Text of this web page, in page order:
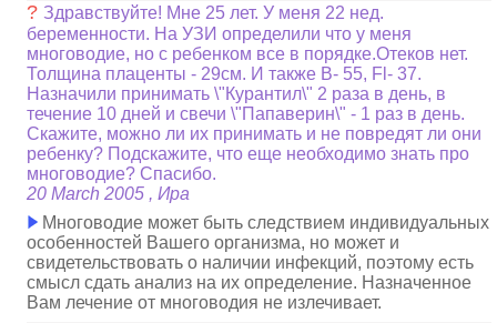
? Здравствуйте! Мне 25 лет. У меня 22 нед.
беременности. На УЗИ определили что у меня
многоводие, но с ребенком все в порядке.Отеков нет.
Толщина плаценты - 29см. И также B- 55, Fl- 37.
Назначили принимать \"Курантил\" 2 раза в день, в
течение 10 дней и свечи \"Папаверин\" - 1 раз в день.
Скажите, можно ли их принимать и не повредят ли они
ребенку? Подскажите, что еще необходимо знать про
многоводие? Спасибо.
20 March 2005 , Ира
Многоводие может быть следствием индивидуальных
особенностей Вашего организма, но может и
свидетельствовать о наличии инфекций, поэтому есть
смысл сдать анализ на их определение. Назначенное
Вам лечение от многоводия не излечивает.